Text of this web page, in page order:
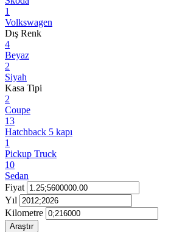
1
Volkswagen
Dış Renk
4
Beyaz
2
Siyah
Kasa Tipi
2
Coupe
13
Hatchback 5 kapı
1
Pickup Truck
10
Sedan
Fiyat
Yıl
Kilometre
Araştır